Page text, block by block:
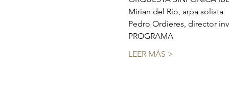
Mirian del Río, arpa solista
Pedro Ordieres, director
PROGRAMA
LEER MÁS >